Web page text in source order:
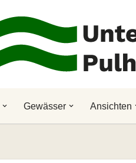
Gewässer Ansichten